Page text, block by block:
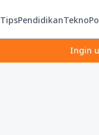
TipsPendidikanTekno
Ingin